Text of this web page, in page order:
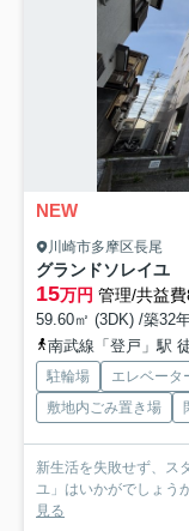
NEW
川崎市多摩区長尾
グランドソレイユ
15万円 管理/共益
59.60㎡ (3DK) /築32
南武線「登戸」駅
駐輪場 エレベータ
敷地内ごみ置き場
新生活を失敗せず、ス
ユ」はいかがでしょう
見る